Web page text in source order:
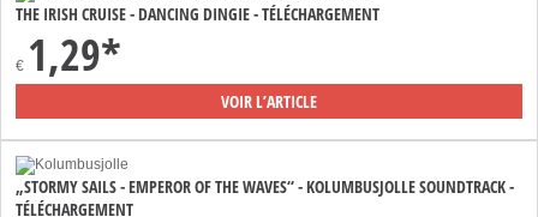
THE IRISH CRUISE - DANCING DINGIE - TÉLÉCHARGEMENT
€ 1,29*
VOIR L’ARTICLE
„STORMY SAILS - EMPEROR OF THE WAVES“ - KOLUMBUSJOLLE SOUNDTRACK -
TÉLÉCHARGEMENT